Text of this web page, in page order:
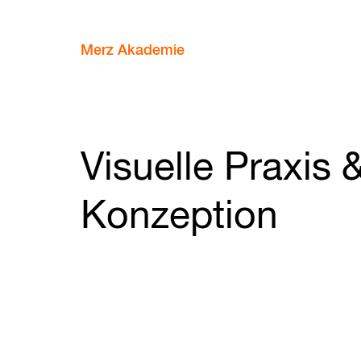
Merz Akademie
Visuelle Praxis
Konzeption